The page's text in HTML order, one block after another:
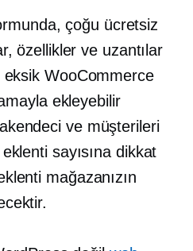
çoğu ücretsiz
özellikler ve uzantılar
eksik WooCommerce
ekleyebilir
ve müşterileri
sayısına dikkat
mağazanızın